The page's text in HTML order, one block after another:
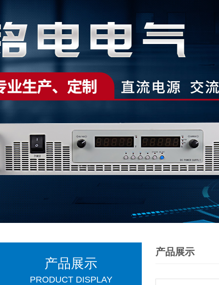
产品展示
PRODUCT DISPLAY
产品展示